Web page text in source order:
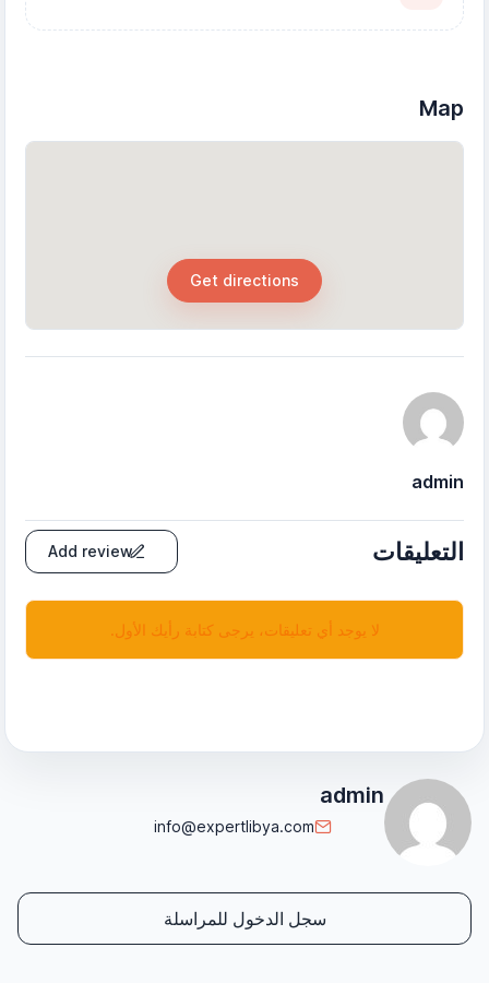
Map
Get directions
admin
التعليقات Add review
لا يوجد أي تعليقات، يرجى كتابة رأيك الأول.
admin
info@expertlibya.com
سجل الدخول للمراسلة